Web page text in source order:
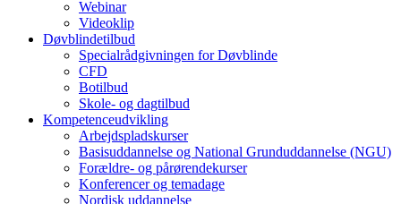
Webinar
Videoklip
Døvblindetilbud
Specialrådgivningen for Døvblinde
CFD
Botilbud
Skole- og dagtilbud
Kompetenceudvikling
Arbejdspladskurser
Basisuddannelse og National Grunduddannelse (NGU)
Forældre- og pårørendekurser
Konferencer og temadage
Nordisk uddannelse